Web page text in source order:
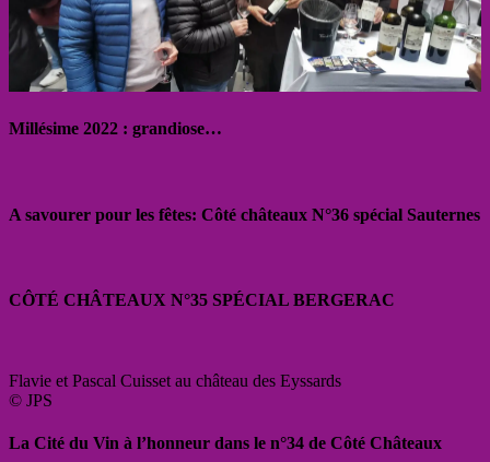
Millésime 2022 : grandiose…
A savourer pour les fêtes: Côté châteaux N°36 spécial Sauternes
CÔTÉ CHÂTEAUX N°35 SPÉCIAL BERGERAC
Flavie et Pascal Cuisset au château des Eyssards
© JPS
La Cité du Vin à l’honneur dans le n°34 de Côté Châteaux